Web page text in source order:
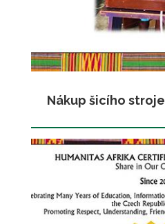
Nákup šicího stroje